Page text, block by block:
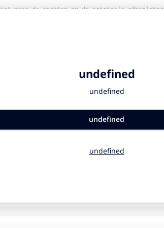
meer de rechten op de originele afbeelding